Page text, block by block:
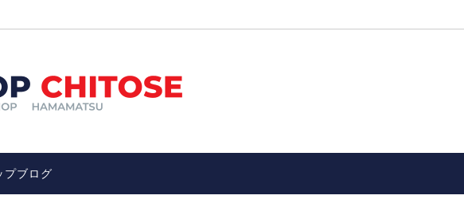
サバゲー装備品 ミリタリーアイテム
オススメ！エアガン・ガスガン・電動ガ
ン
子供向け１０歳以上用１４歳以上用
プブログ